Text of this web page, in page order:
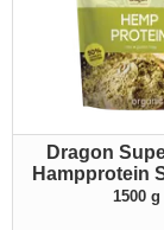
Dragon
Hampprotein
1500 g